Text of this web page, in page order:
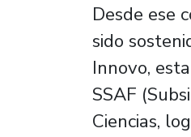
Desde ese
sido
Innovo,
SSAF
Ciencias,